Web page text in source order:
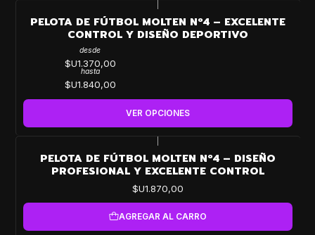
PELOTA DE FÚTBOL MOLTEN Nº4 – EXCELENTE
CONTROL Y DISEÑO DEPORTIVO
desde
$U1.370,00
hasta
$U1.840,00
VER OPCIONES
PELOTA DE FÚTBOL MOLTEN Nº4 – DISEÑO
PROFESIONAL Y EXCELENTE CONTROL
$U1.870,00
AGREGAR AL CARRO